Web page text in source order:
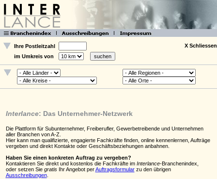
Ihre Postleitzahl
X Schliessen
im Umkreis von
Interlance: Das Unternehmer-Netzwerk
Die Plattform für Subunternehmer, Freiberufler, Gewerbetreibende und Unternehmen
aller Branchen von A-Z.
Hier kann man qualifizierte, engagierte Fachkräfte finden, online kennenlernen, Aufträge
vergeben und direkt Kontakte oder Geschäftsbeziehungen anbahnen.
Haben Sie einen konkreten Auftrag zu vergeben?
Kontaktieren Sie direkt und kostenlos die Fachkräfte im Interlance-Branchenindex,
oder setzen Sie gratisIhr Angebot perAuftragsformularzu den übrigen
Ausschreibungen.